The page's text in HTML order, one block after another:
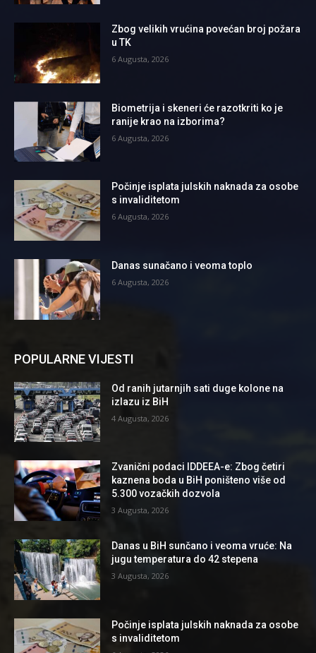
Zbog velikih vrućina povećan broj požara
u TK
6 Augusta, 2026
Biometrija i skeneri će razotkriti ko je
ranije krao na izborima?
6 Augusta, 2026
Počinje isplata julskih naknada za osobe
s invaliditetom
6 Augusta, 2026
Danas sunačano i veoma toplo
6 Augusta, 2026
POPULARNE VIJESTI
Od ranih jutarnjih sati duge kolone na
izlazu iz BiH
4 Augusta, 2026
Zvanični podaci IDDEEA-e: Zbog četiri
kaznena boda u BiH poništeno više od
5.300 vozačkih dozvola
3 Augusta, 2026
Danas u BiH sunčano i veoma vruće: Na
jugu temperatura do 42 stepena
3 Augusta, 2026
Počinje isplata julskih naknada za osobe
s invaliditetom